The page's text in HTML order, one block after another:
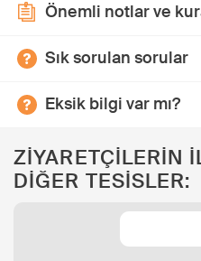
Önemli notlar ve
Sık sorulan sorular
Eksik bilgi var mı?
ZİYARETÇİLERİN
DİĞER TESİSLER: